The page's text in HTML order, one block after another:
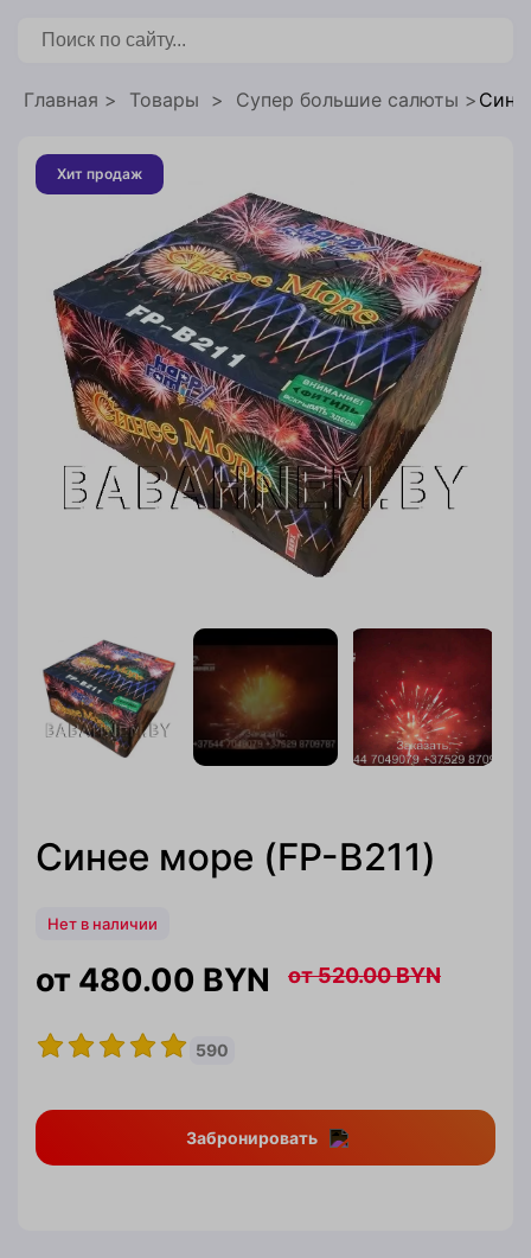
Главная Товары Супер большие салюты
Хит продаж
Синее море (FP-B211)
Нет в наличии
480.00 BYN 520.00BYN
590
Забронировать